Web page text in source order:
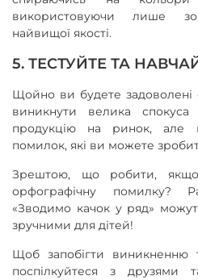
використовуючи лише
найвищої якості.
5. ТЕСТУЙТЕ ТА
Щойно ви будете
виникнути велика
продукцію на ринок, але
помилок, які ви можете
Зрештою, що робити,
орфографічну помилку?
«Зводимо качок у ряд»
зручними для дітей!
Щоб запобігти виникненню
поспілкуйтеся з